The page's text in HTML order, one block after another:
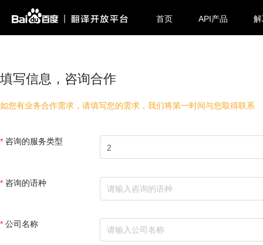
首页 API产品
填写信息，咨询合作
如您有业务合作需求，请填写您的需求，我们将第一时间与您取得联系
咨询的服务类型
2
咨询的语种
公司名称